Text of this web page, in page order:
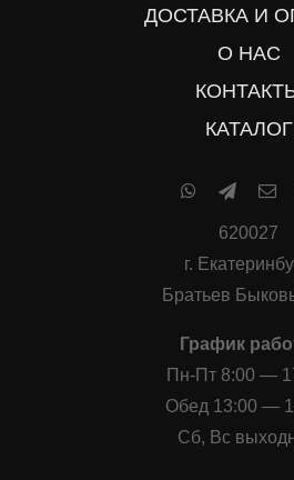
ДОСТАВКА И
О НАС
КАТАЛОГ
620027
г.
Братьев
График
Пн-Пт 8:00 —
Обед 13:00 —
Сб, Вс